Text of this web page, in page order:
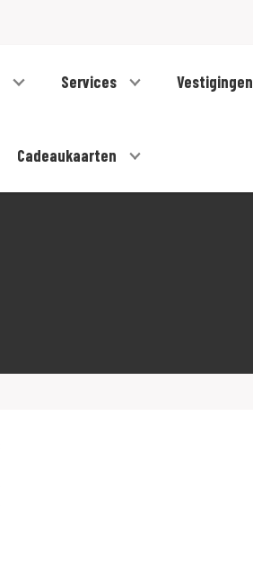
Services Vestigingen
Cadeaukaarten